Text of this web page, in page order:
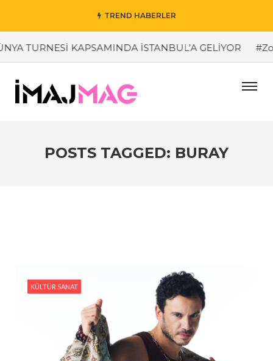
TREND HABERLER
TURNESİ KAPSAMINDA İSTANBUL’A GELİYOR
POSTS TAGGED: BURAY
KÜLTÜR SANAT